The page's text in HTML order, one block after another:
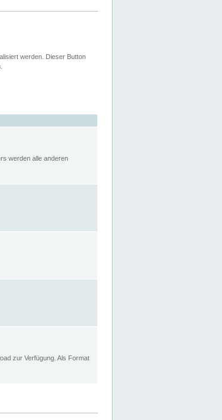
werden. Dieser Button
werden alle anderen
zur Verfügung. Als Format